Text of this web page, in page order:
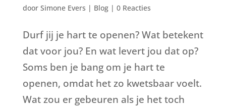
door Simone Evers | Blog| 0 Reacties
Durf jij je hart te openen? Wat betekent
dat voor jou? En wat levert jou dat op?
Soms ben je bang om je hart te
openen, omdat het zo kwetsbaar voelt.
Wat zou er gebeuren als je het toch